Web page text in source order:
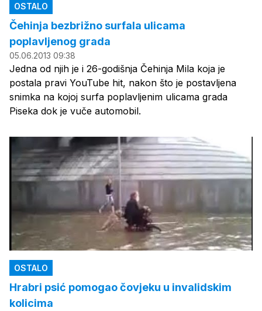
OSTALO
Čehinja bezbrižno surfala ulicama
poplavljenog grada
05.06.2013 09:38
Jedna od njih je i 26-godišnja Čehinja Mila koja je
postala pravi YouTube hit, nakon što je postavljena
snimka na kojoj surfa poplavljenim ulicama grada
Piseka dok je vuče automobil.
OSTALO
Hrabri psić pomogao čovjeku u invalidskim
kolicima